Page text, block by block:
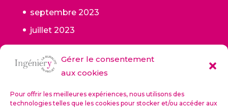
Gérer le consentement
aux cookies
Pour offrir les meilleures expériences, nous utilisons des
technologies telles que les cookies pour stocker et/ou accéder aux
septembre 2023
juillet 2023
juin 2023
mai 2023
octobre 2022